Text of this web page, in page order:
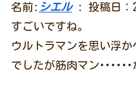
名前: シエル:
投稿日
すごいですね。
ウルトラマンを思い浮
でしたが筋肉マン･･････